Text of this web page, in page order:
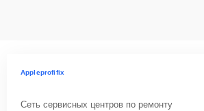
Appleprofifix
Сеть сервисных центров по ремонту